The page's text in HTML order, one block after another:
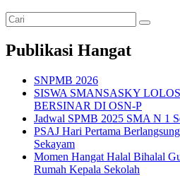
Publikasi Hangat
SNPMB 2026
SISWA SMANSASKY
BERSINAR DI OSN-P
Jadwal SPMB 2025 SMA N 1
PSAJ Hari Pertama
Sekayam
Momen Hangat Halal Bihalal
Rumah Kepala Sekolah